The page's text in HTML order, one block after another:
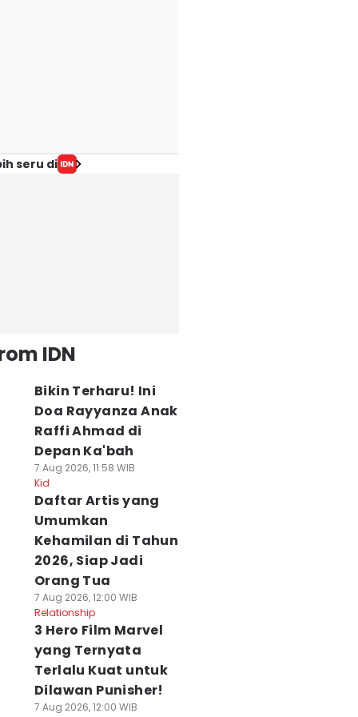
seru di
IDN
Bikin Terharu! Ini
Doa Rayyanza Anak
Raffi Ahmad di
Depan Ka'bah
7 Aug 2026, 11:58 WIB
Kid
Daftar Artis yang
Umumkan
Kehamilan di Tahun
2026, Siap Jadi
Orang Tua
7 Aug 2026, 12:00 WIB
Relationship
3 Hero Film Marvel
yang Ternyata
Terlalu Kuat untuk
Dilawan Punisher!
7 Aug 2026, 12:00 WIB